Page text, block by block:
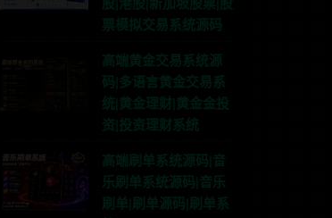
股|港股|新加坡股票|股
票模拟交易系统源码
高端黄金交易系统源
码|多语言黄金交易系
统|黄金理财|黄金金投
资|投资理财系统
高端刷单系统源码|音
乐刷单系统源码|音乐
刷单|刷单源码|刷单系